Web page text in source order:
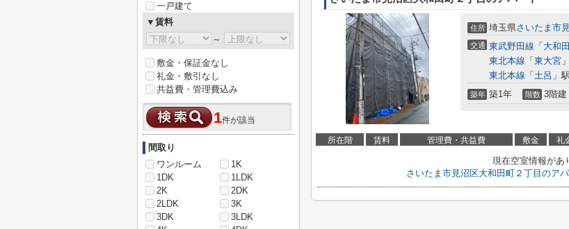
住所 埼玉県さいたま市
交通 東武野田線 「 大和田
東北本線 「 東大宮
東北本線 「 土呂 」
築年 築1年 階数 3階建
所在階 賃料 管理費・共益費 敷金 礼
現在空室情報があ
さいたま市見沼区大和田町２丁目のア
一戸建て
▼賃料
～
敷金・保証金なし
礼金・敷引なし
共益費・管理費込み
1件が該当
間取り
ワンルーム
1K
1DK
1LDK
2K
2DK
2LDK
3K
3DK
3LDK